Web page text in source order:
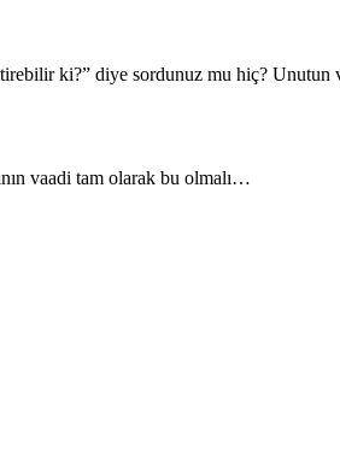
ki?” diye sordunuz mu hiç? Unutun
vaadi tam olarak bu olmalı…